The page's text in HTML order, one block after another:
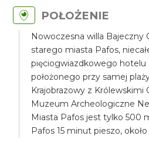
POŁOŻENIE
Nowoczesna willa Bajeczny
starego miasta Pafos,
pięciogwiazdkowego hotelu
położonego przy samej
Krajobrazowy z Królewskimi
Muzeum Archeologiczne
Miasta Pafos jest tylko 500
Pafos 15 minut pieszo,